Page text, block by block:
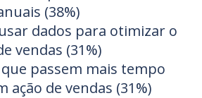
(38%)
dados para otimizar o
vendas (31%)
passem mais tempo
ação de vendas (31%)